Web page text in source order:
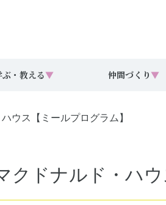
ぶ・教える▼ 仲間づくり ▼
ウス【ミールプログラム】
クドナルド・ハ